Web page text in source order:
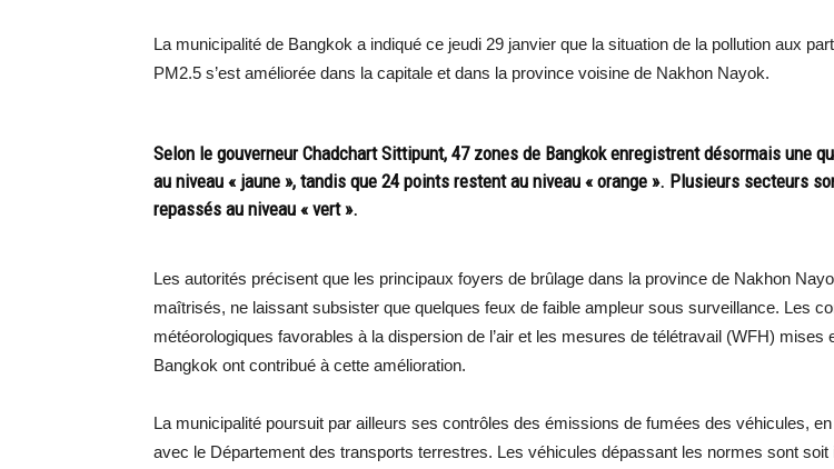
La municipalité de Bangkok a indiqué ce jeudi 29 janvier que la situation de la pollution aux
PM2.5 s’est améliorée dans la capitale et dans la province voisine de Nakhon Nayok.
Selon le gouverneur Chadchart Sittipunt, 47 zones de Bangkok enregistrent désormais une
au niveau « jaune », tandis que 24 points restent au niveau « orange ». Plusieurs secteurs
repassés au niveau « vert ».
Les autorités précisent que les principaux foyers de brûlage dans la province de Nakhon
maîtrisés, ne laissant subsister que quelques feux de faible ampleur sous surveillance. Les
météorologiques favorables à la dispersion de l’air et les mesures de télétravail (WFH) mises
Bangkok ont contribué à cette amélioration.
La municipalité poursuit par ailleurs ses contrôles des émissions de fumées des véhicules,
avec le Département des transports terrestres. Les véhicules dépassant les normes sont soit